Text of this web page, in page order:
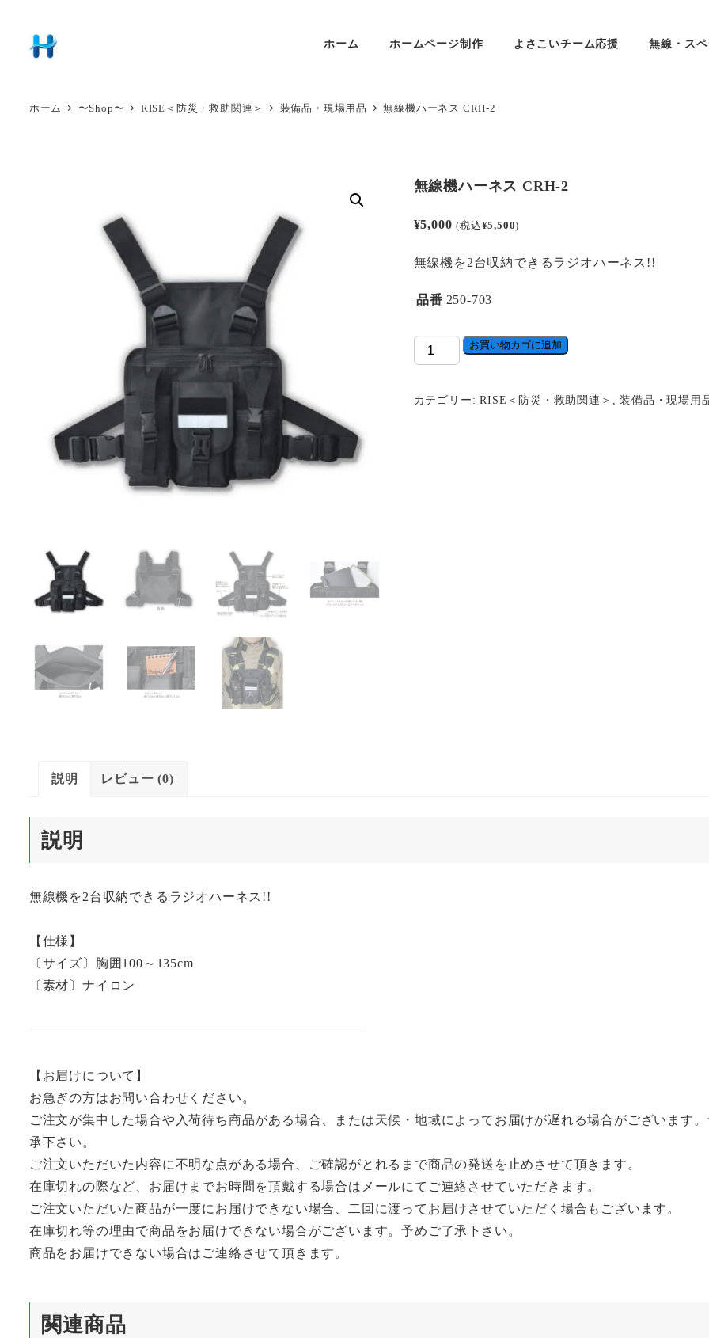
ホーム ホームページ制作 よさこいチーム応援 無線・ス
ホーム 〜Shop〜 RISE＜防災・救助関連＞ 装備品・現場用品 無線機ハーネス CRH-2
無線機ハーネス CRH-2
¥5,000 (税込¥5,500)
無線機を2台収納できるラジオハーネス!!
品番 250-703
線
お買い物カゴに追加
カテゴリー:RISE＜防災・救助関連＞ ,装備品・現場用
説明 レビュー (0)
説明
無線機を2台収納できるラジオハーネス!!
【仕様】
〔サイズ〕胸囲100～135cm
〔素材〕ナイロン
【お届けについて】
お急ぎの方はお問い合わせください。
ご注文が集中した場合や入荷待ち商品がある場合、または天候・地域によってお届けが遅れる場合がございます
承下さい。
ご注文いただいた内容に不明な点がある場合、ご確認がとれるまで商品の発送を止めさせて頂きます。
在庫切れの際など、お届けまでお時間を頂戴する場合はメールにてご連絡させていただきます。
ご注文いただいた商品が一度にお届けできない場合、二回に渡ってお届けさせていただく場合もございます。
在庫切れ等の理由で商品をお届けできない場合がございます。予めご了承下さい。
商品をお届けできない場合はご連絡させて頂きます。
関連商品